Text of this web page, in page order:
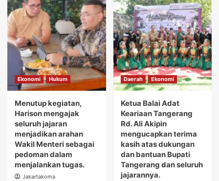
Ekonomi Hukum
Menutup kegiatan,
Harison mengajak
seluruh jajaran
menjadikan arahan
Wakil Menteri sebagai
pedoman dalam
menjalankan tugas.
Jakartakoma
Daerah Ekonomi
Ketua Balai Adat
Keariaan Tangerang
Rd. Ali Akipin
mengucapkan terima
kasih atas dukungan
dan bantuan Bupati
Tangerang dan seluruh
jajarannya.